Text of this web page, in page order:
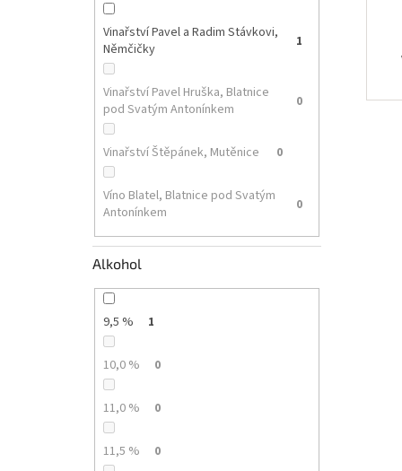
Vinařství Pavel a Radim Stávkovi,
Němčičky
1
Vinařství Pavel Hruška, Blatnice
pod Svatým Antonínkem
0
Vinařství Štěpánek, Mutěnice 0
Víno Blatel, Blatnice pod Svatým
Antonínkem
0
Alkohol
9,5 % 1
10,0 % 0
11,0 % 0
11,5 % 0